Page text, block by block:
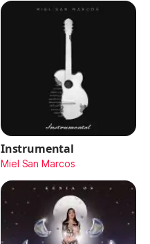
Instrumental
Miel San Marcos